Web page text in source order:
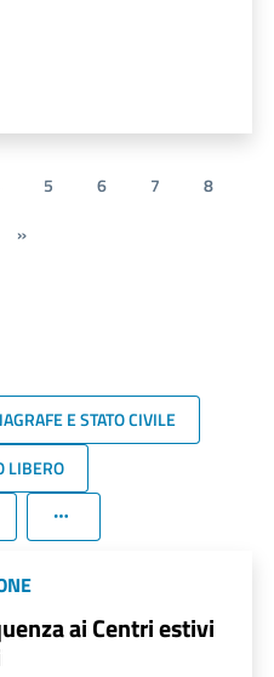
5 6 7
8
»
E STATO CIVILE
LIBERO
ai Centri estivi